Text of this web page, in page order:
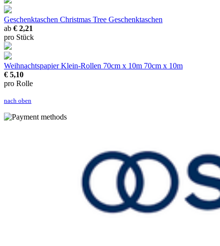
Geschenktaschen Christmas Tree Geschenktaschen
ab € 2,21
pro Stück
Weihnachtspapier Klein-Rollen 70cm x 10m 70cm x 10m
€ 5,10
pro Rolle
nach oben